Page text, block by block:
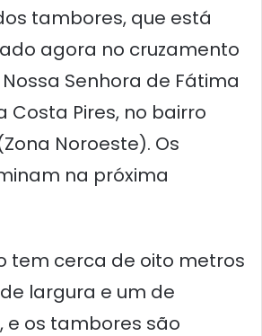
tambores, que está
agora no cruzamento
Senhora de Fátima
Costa Pires, no bairro
Noroeste). Os
na próxima
tem cerca de oito metros
largura e um de
e os tambores são